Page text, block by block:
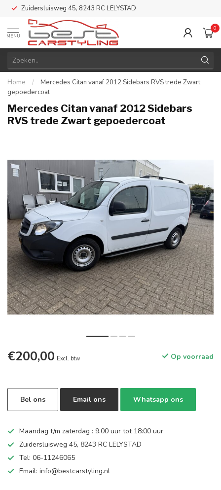
Zuidersluisweg 45, 8243 RC LELYSTAD
MENU
0
Home /
Mercedes Citan vanaf 2012 Sidebars RVS trede Zwart
gepoedercoat
Mercedes Citan vanaf 2012 Sidebars
RVS trede Zwart gepoedercoat
€200,00 Excl. btw Op voorraad
Bel ons Email ons Whatsapp ons
Maandag t/m zaterdag : 9.00 uur tot 18:00 uur
Zuidersluisweg 45, 8243 RC LELYSTAD
Tel: 06-11246065
Email: info@bestcarstyling.nl